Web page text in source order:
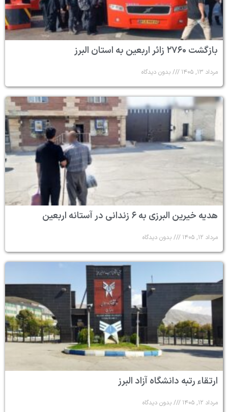
بازگشت ۲۷۶۰ زائر اربعین به استان البرز
مرداد ۱۳, ۱۴۰۵ بدون دیدگاه
هدیه خیرین البرزی به ۶ زندانی در آستانه اربعین
مرداد ۱۲, ۱۴۰۵ بدون دیدگاه
ارتقاء رتبه دانشگاه آزاد البرز
مرداد ۱۲, ۱۴۰۵ بدون دیدگاه